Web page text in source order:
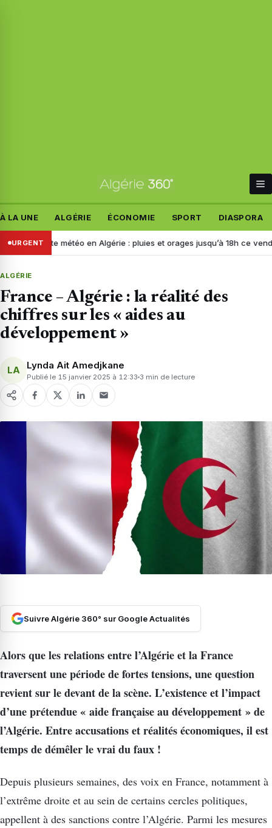
À LA UNE ALGÉRIE ÉCONOMIE SPORT DIASPORA
URGENT
Alerte météo en Algérie : pluies et orages jusqu’à 18h ce vendredi,
ALGÉRIE
France – Algérie : la réalité des
chiffres sur les « aides au
développement »
LA Lynda Ait Amedjkane
Publié le 15 janvier 2025 à 12:33 3 min de lecture
Suivre Algérie 360° sur Google Actualités
Alors que les relations entre l’Algérie et la France
traversent une période de fortes tensions, une question
revient sur le devant de la scène. L’existence et l’impact
d’une prétendue « aide française au développement » de
l’Algérie. Entre accusations et réalités économiques, il est
temps de démêler le vrai du faux !
Depuis plusieurs semaines, des voix en France, notamment à
l’extrême droite et au sein de certains cercles politiques,
appellent à des sanctions contre l’Algérie. Parmi les mesures